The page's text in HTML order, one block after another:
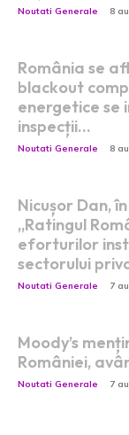
Noutati Generale 8
România se
blackout
energetice se
inspecții…
Noutati Generale 8
Nicușor Dan,
„Ratingul
eforturilor
sectorului
Noutati Generale 7
Moody’s
României,
Noutati Generale 7